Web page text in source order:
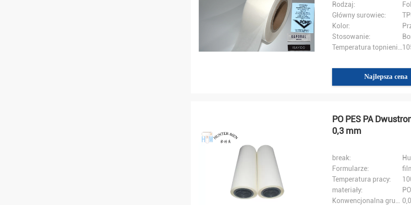
Rodzaj:
Główny surowiec:
Kolor:
Stosowanie:
Najlepsza cena
PO PES PA
0,3 mm
break:
Formularze:
Temperatura pracy:
materiały: